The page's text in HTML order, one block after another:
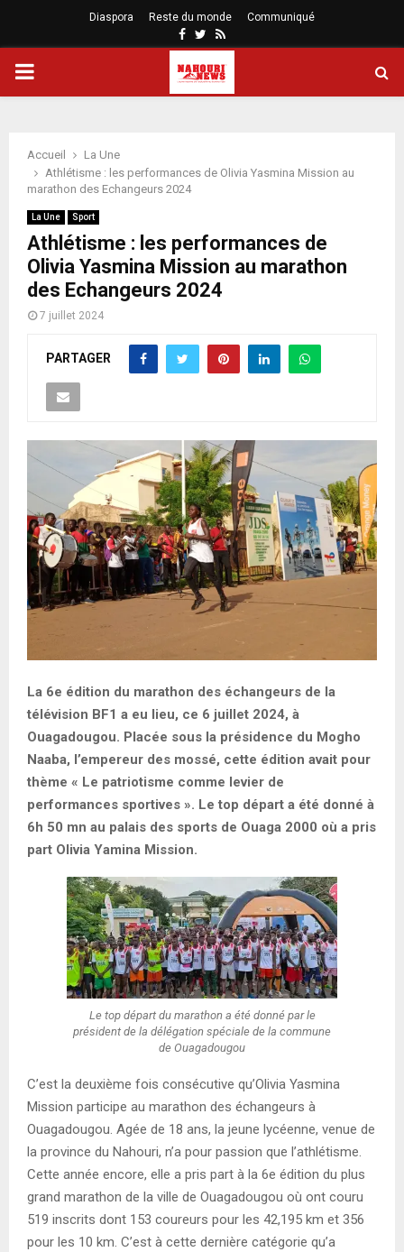
Diaspora Reste du monde Communiqué
Facebook
Twitter
Rss
PRIMARY
Accueil
La Une
Athlétisme : les performances de Olivia Yasmina Mission au
marathon des Echangeurs 2024
La Une Sport
Athlétisme : les performances de
Olivia Yasmina Mission au marathon
des Echangeurs 2024
7 juillet 2024
PARTAGER
La 6e édition du marathon des échangeurs de la
télévision BF1 a eu lieu, ce 6 juillet 2024, à
Ouagadougou. Placée sous la présidence du Mogho
Naaba, l’empereur des mossé, cette édition avait pour
thème « Le patriotisme comme levier de
performances sportives ». Le top départ a été donné à
6h 50 mn au palais des sports de Ouaga 2000 où a pris
part Olivia Yamina Mission.
Le top départ du marathon a été donné par le
président de la délégation spéciale de la commune
de Ouagadougou
C’est la deuxième fois consécutive qu’Olivia Yasmina
Mission participe au marathon des échangeurs à
Ouagadougou. Agée de 18 ans, la jeune lycéenne, venue de
la province du Nahouri, n’a pour passion que l’athlétisme.
Cette année encore, elle a pris part à la 6e édition du plus
grand marathon de la ville de Ouagadougou où ont couru
519 inscrits dont 153 coureurs pour les 42,195 km et 356
pour les 10 km. C’est à cette dernière catégorie qu’a